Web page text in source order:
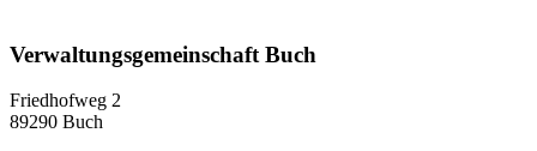
Verwaltungsgemeinschaft Buch
Friedhofweg 2
89290 Buch